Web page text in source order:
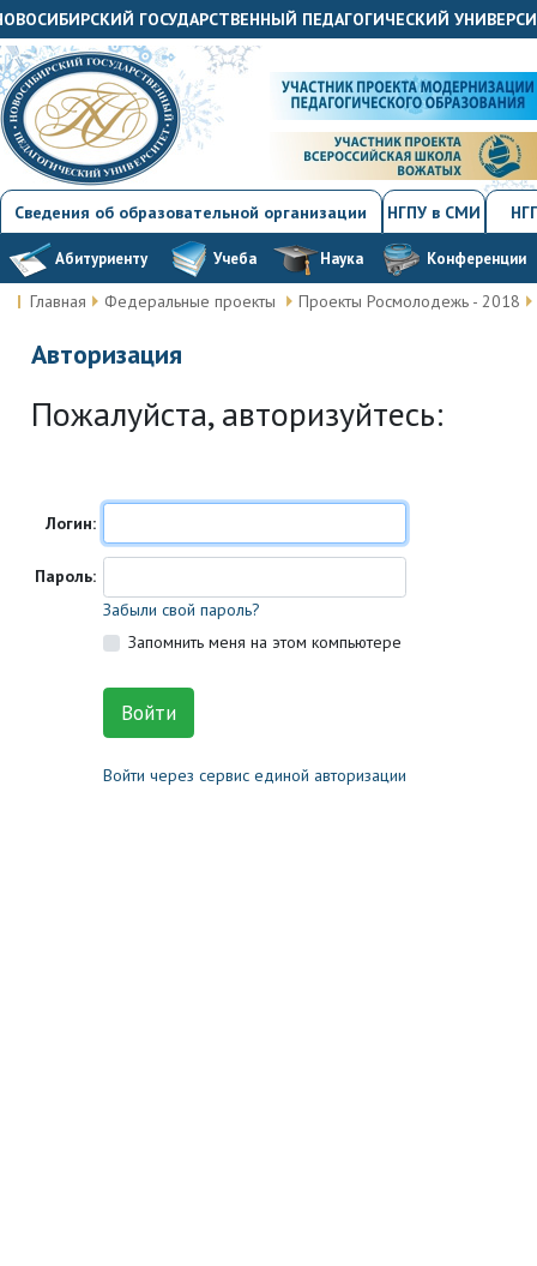
ГОСУДАРСТВЕННЫЙ ПЕДАГОГИЧЕСКИЙ
Сведения об образовательной организации НГПУ в СМИ
Абитуриенту Учеба Наука Конференции
Главная Федеральные проекты Проекты Росмолодежь - 2018
Авторизация
Пожалуйста, авторизуйтесь:
Логин:
Пароль:
Забыли свой пароль?
Запомнить меня на этом компьютере
Войти через сервис единой авторизации